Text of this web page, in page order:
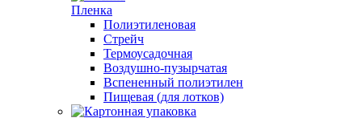
Пленка
Полиэтиленовая
Стрейч
Термоусадочная
Воздушно-пузырчатая
Вспененный полиэтилен
Пищевая (для лотков)